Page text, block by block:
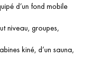
d’un fond mobile
niveau, groupes,
kiné, d’un sauna,